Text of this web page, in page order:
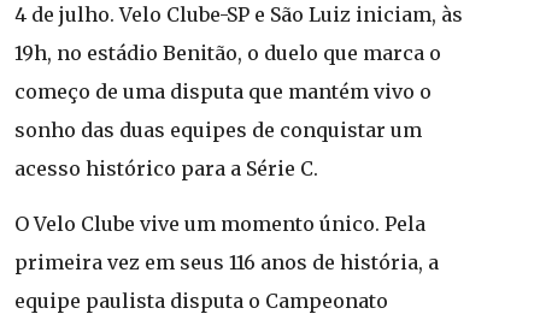
4 de julho. Velo Clube-SP e São Luiz iniciam, às
19h, no estádio Benitão, o duelo que marca o
começo de uma disputa que mantém vivo o
sonho das duas equipes de conquistar um
acesso histórico para a Série C.
O Velo Clube vive um momento único. Pela
primeira vez em seus 116 anos de história, a
equipe paulista disputa o Campeonato